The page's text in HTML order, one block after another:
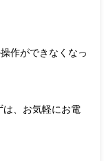
作ができなくなっ
は、お気軽にお電